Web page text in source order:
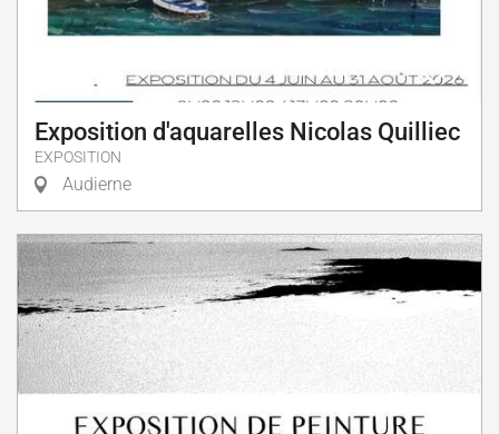
Exposition d'aquarelles Nicolas Quilliec
EXPOSITION
Audierne